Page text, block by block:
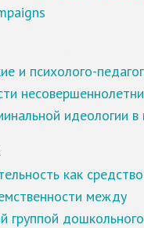
и психолого-
идеологии в
как средство
между
группой дошкольного